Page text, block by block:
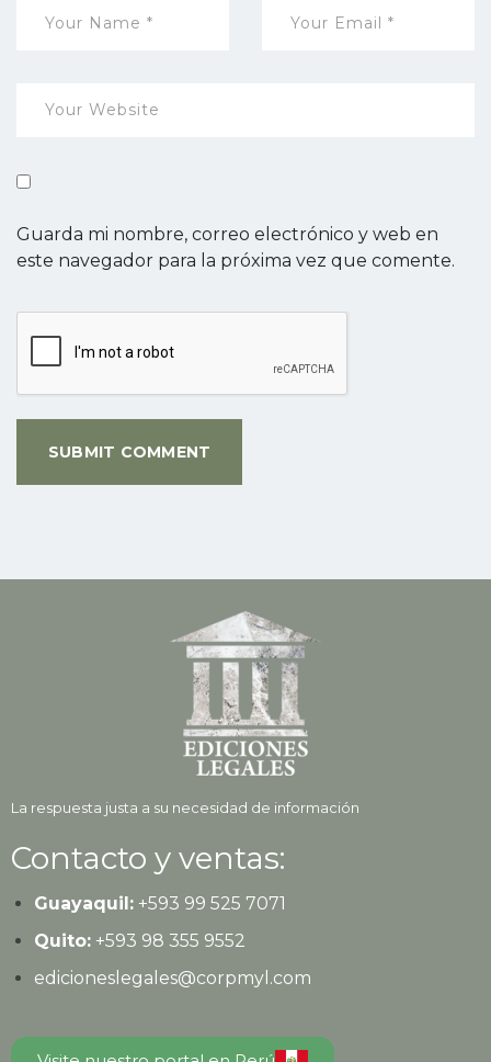
Guarda mi nombre, correo electrónico y web en
este navegador para la próxima vez que comente.
La respuesta justa a su necesidad de información
Contacto y ventas:
Guayaquil:+593 99 525 7071
Quito:+593 98 355 9552
edicioneslegales@corpmyl.com